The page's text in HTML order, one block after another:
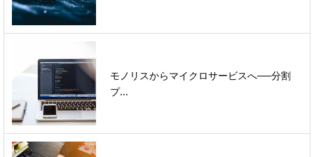
モノリスからマイクロサービスへ──分割
プ...